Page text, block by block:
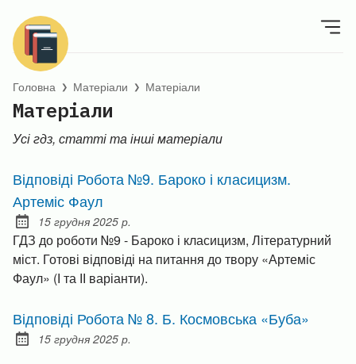
Головна ❯ Матеріали ❯ Матеріали
Матеріали
Усі гдз, статті та інші матеріали
Відповіді Робота №9. Бароко і класицизм.
Артеміс Фаул
Posted on:
15 грудня 2025 р.
ГДЗ до роботи №9 - Бароко і класицизм, Літературний
міст. Готові відповіді на питання до твору «Артеміс
Фаул» (І та ІІ варіанти).
Відповіді Робота № 8. Б. Космовська «Буба»
Posted on:
15 грудня 2025 р.